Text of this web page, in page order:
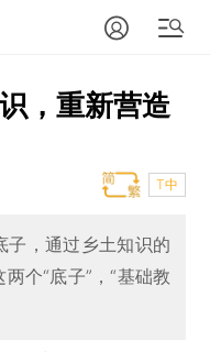
，重新营造
T中
子，通过乡土知识的
个“底子”，“基础教